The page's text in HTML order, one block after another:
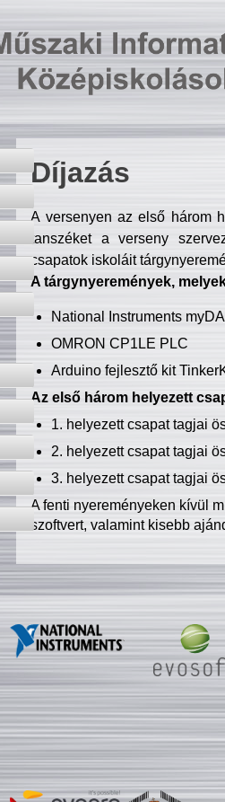
Díjazás
A versenyen az első három
tanszéket a verseny
csapatok iskoláit
A tárgynyeremények,
National Instruments
OMRON CP1LE PLC
Arduino fejlesztő kit
Az első három helyezett
1. helyezett csapat tagjai
2. helyezett csapat tagjai
3. helyezett csapat tagjai
A fenti nyereményeken kívül
szoftvert, valamint kisebb